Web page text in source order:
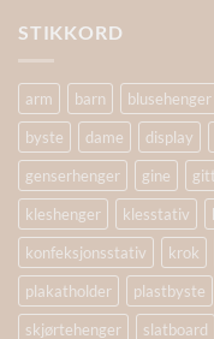
STIKKORD
arm barn blusehenger
byste
dame display
genserhenger
gine
kleshenger
klesstativ
konfeksjonsstativ
krok
plakatholder
plastbyste
skjørtehenger
slatboard